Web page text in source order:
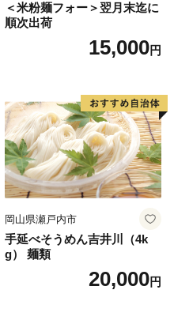
＜米粉麺フォー＞翌月末迄に
順次出荷
15,000円
岡山県瀬戸内市
手延べそうめん吉井川（4k
g） 麺類
20,000円